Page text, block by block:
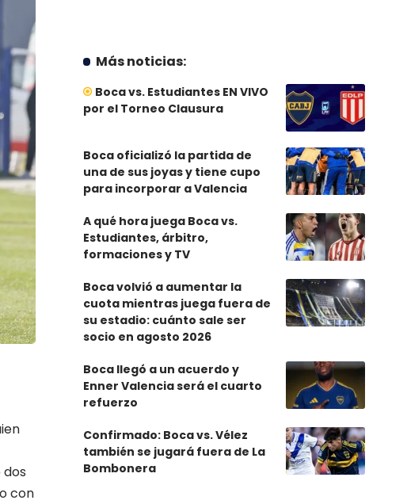
con
Más noticias:
Boca vs. Estudiantes EN VIVO
por el Torneo Clausura
Boca oficializó la partida de
una de sus joyas y tiene cupo
para incorporar a Valencia
A qué hora juega Boca vs.
Estudiantes, árbitro,
formaciones y TV
Boca volvió a aumentar la
cuota mientras juega fuera de
su estadio: cuánto sale ser
socio en agosto 2026
Boca llegó a un acuerdo y
Enner Valencia será el cuarto
refuerzo
Confirmado: Boca vs. Vélez
también se jugará fuera de La
Bombonera